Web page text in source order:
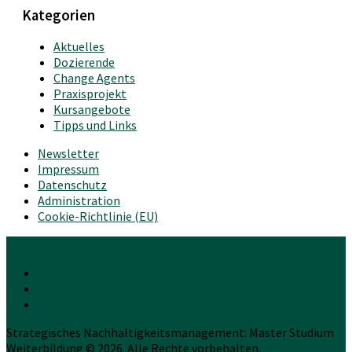
Kategorien
Aktuelles
Dozierende
Change Agents
Praxisprojekt
Kursangebote
Tipps und Links
Newsletter
Impressum
Datenschutz
Administration
Cookie-Richtlinie (EU)
Strategisches Nachhaltigkeitsmanagement: Master Studium
Weiterbildung © 2026. Alle Rechte vorbehalten.